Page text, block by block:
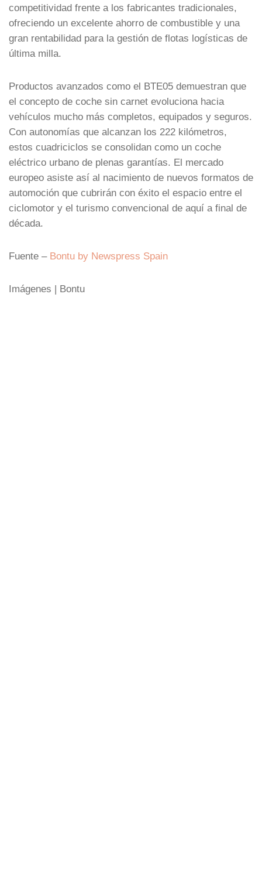
competitividad frente a los fabricantes tradicionales,
ofreciendo un excelente ahorro de combustible y una
gran rentabilidad para la gestión de flotas logísticas de
última milla.
Productos avanzados como el BTE05 demuestran que
el concepto de coche sin carnet evoluciona hacia
vehículos mucho más completos, equipados y seguros.
Con autonomías que alcanzan los 222 kilómetros,
estos cuadriciclos se consolidan como un coche
eléctrico urbano de plenas garantías. El mercado
europeo asiste así al nacimiento de nuevos formatos de
automoción que cubrirán con éxito el espacio entre el
ciclomotor y el turismo convencional de aquí a final de
década.
Fuente – Bontu by Newspress Spain
Imágenes | Bontu